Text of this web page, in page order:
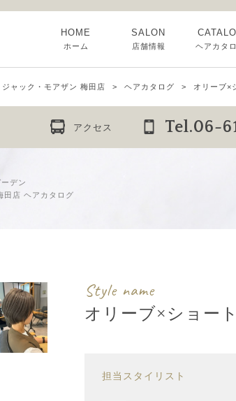
HOME
ホーム
SALON
店舗情報 ヘアカタ
ャック・モアザン 梅田店 ヘアカタログ オリーブ×
アクセス Tel.06-
デン
田店 ヘアカタログ
Style name
オリーブ×ショート
担当スタイリスト